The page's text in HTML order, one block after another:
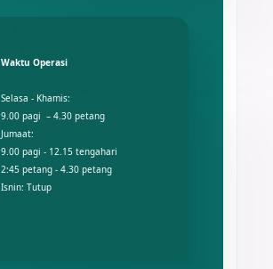
Waktu Operasi
Selasa - Khamis:
9.00 pagi – 4.30 petang
Jumaat:
9.00 pagi - 12.15 tengahari
2:45 petang - 4.30 petang
Isnin: Tutup